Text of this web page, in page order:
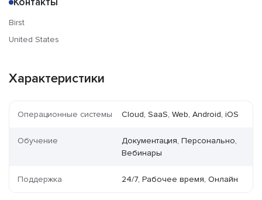
Birst
United States
Характеристики
Операционные системы Cloud, SaaS, Web, Android, iOS
Обучение
Документация, Персонально,
Вебинары
Поддержка 24/7, Рабочее время, Онлайн